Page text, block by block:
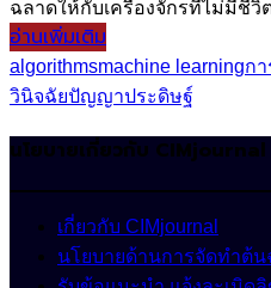
ฉลาดให้กับเครื่องจักรที่ไม่มีชีวิ
อ่านเพิ่มเติม
algorithmsmachine learningก
วินิจฉัยปัญญาประดิษฐ์
นโยบายเกี่ยวกับ CIMjournal
เกี่ยวกับ CIMjournal
นโยบายด้านการจัดทำต้